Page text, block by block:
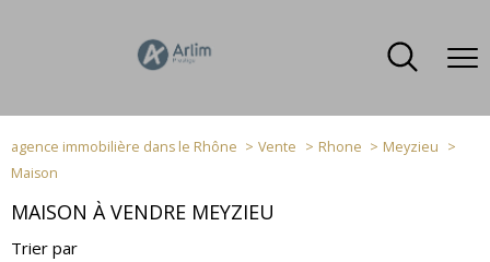
agence immobilière dans le Rhône Vente Rhone
Meyzieu
Maison
MAISON À VENDRE MEYZIEU
Trier par